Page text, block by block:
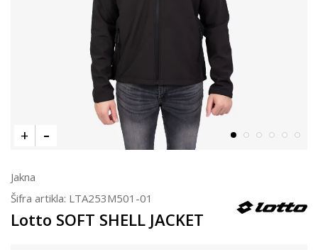
Jakna
Šifra artikla: LTA253M501-01
Lotto SOFT SHELL JACKET